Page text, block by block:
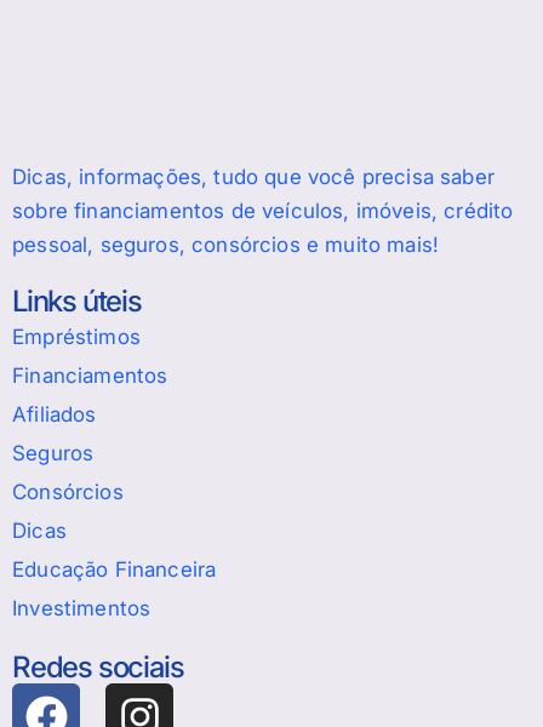
Dicas, informações, tudo que você precisa saber
sobre financiamentos de veículos, imóveis, crédito
pessoal, seguros, consórcios e muito mais!
Links úteis
Empréstimos
Financiamentos
Afiliados
Seguros
Consórcios
Dicas
Educação Financeira
Investimentos
Redes sociais